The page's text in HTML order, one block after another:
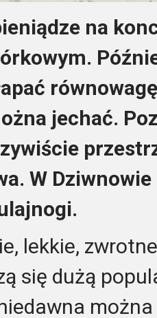
na
jechać.
W Dziwnowie
lekkie,
się dużą